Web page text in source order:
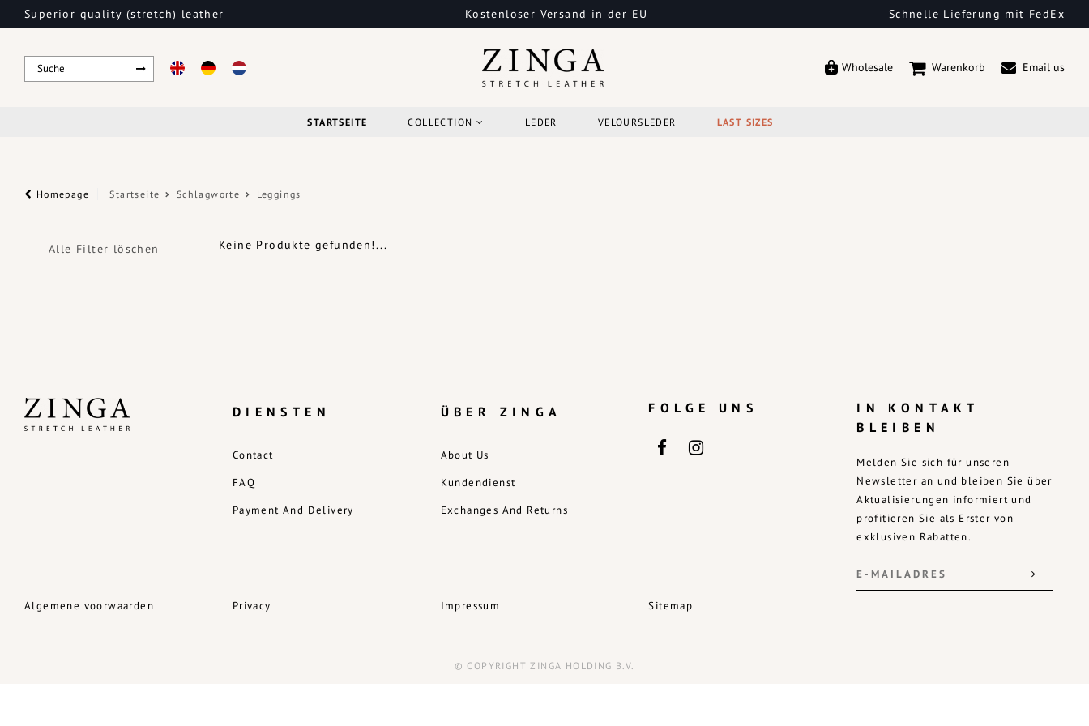
Superior quality (stretch) leather Kostenloser Versand in der EU Schnelle Lieferung mit FedEx
Wholesale Warenkorb Email us
STARTSEITE COLLECTION LEDER VELOURSLEDER LAST SIZES
Homepage Startseite Schlagworte Leggings
Alle Filter löschen Keine Produkte gefunden!...
Algemene voorwaarden
DIENSTEN
Contact
FAQ
Payment And Delivery
Privacy
ÜBER ZINGA
About Us
Kundendienst
Exchanges And Returns
Impressum
FOLGE UNS
Sitemap
IN KONTAKT
BLEIBEN
Melden Sie sich für unseren
Newsletter an und bleiben Sie über
Aktualisierungen informiert und
profitieren Sie als Erster von
exklusiven Rabatten.
© COPYRIGHT ZINGA HOLDING B.V.